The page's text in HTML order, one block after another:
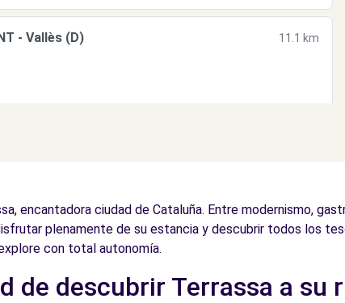
- Vallès (D)
11.1 km
encantadora ciudad de Cataluña. Entre modernismo,
plenamente de su estancia y descubrir todos los
con total autonomía.
de descubrir Terrassa a su